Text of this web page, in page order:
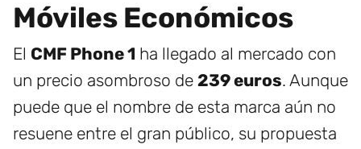
Móviles Económicos
El CMF Phone 1 ha llegado al mercado con
un precio asombroso de 239 euros. Aunque
puede que el nombre de esta marca aún no
resuene entre el gran público, su propuesta